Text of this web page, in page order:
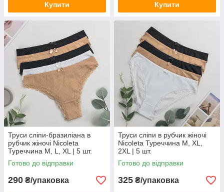
Купити Купити
Труси сліпи-бразиліана в
рубчик жіночі Nicoleta
Туреччина M, L, XL | 5 шт.
Готово до відправки
290 ₴/упаковка
Труси сліпи в рубчик жіночі
Nicoleta Туреччина M, XL,
2XL | 5 шт.
Готово до відправки
325 ₴/упаковка